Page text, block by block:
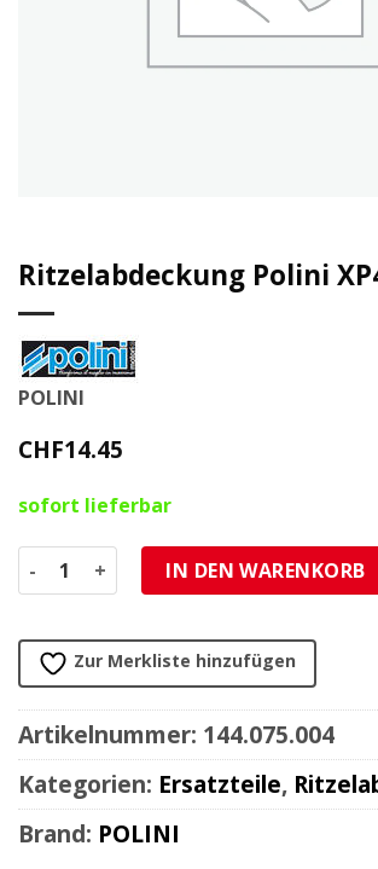
Ritzelabdeckung Polini
POLINI
CHF14.45
sofort lieferbar
Ritzelabdeckung Polini XP4 Menge
IN DEN WARENKORB
Zur Merkliste hinzufügen
Artikelnummer: 144.075.004
Kategorien: Ersatzteile,
Brand: POLINI